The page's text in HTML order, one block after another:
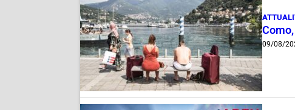
09/08/